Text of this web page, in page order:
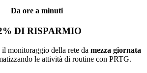
Da ore a minuti
DI RISPARMIO
monitoraggio della rete da mezza giornata
le attività di routine con PRTG.